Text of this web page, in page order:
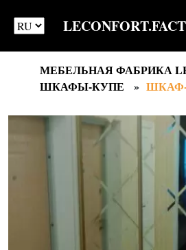
МЕБЕЛЬНАЯ ФАБРИКА
ШКАФЫ-КУПЕ